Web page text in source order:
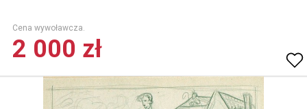
Cena wywoławcza.
2 000 zł